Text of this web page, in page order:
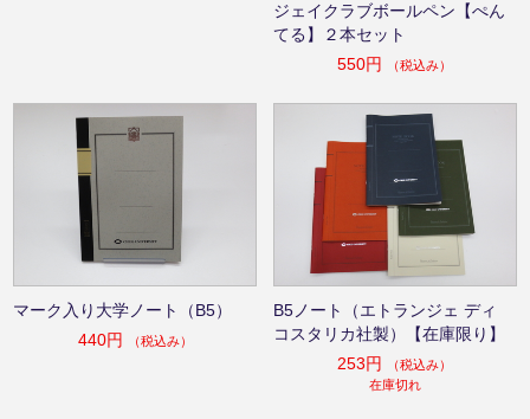
ジェイクラブボールペン【ぺん
てる】２本セット
550円
（税込み）
マーク入り大学ノート（B5）
440円
（税込み）
B5ノート（エトランジェ ディ
コスタリカ社製）【在庫限り】
253円
（税込み）
在庫切れ